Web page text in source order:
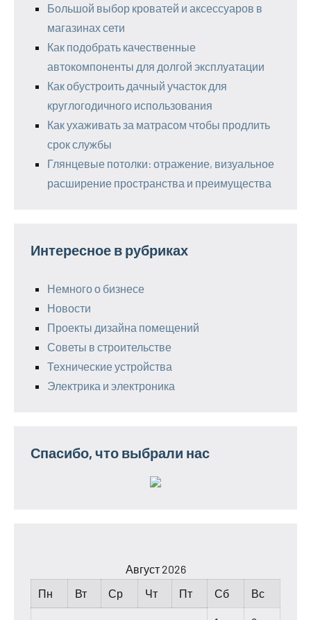
Большой выбор кроватей и аксессуаров в
магазинах сети
Как подобрать качественные
автокомпоненты для долгой эксплуатации
Как обустроить дачный участок для
круглогодичного использования
Как ухаживать за матрасом чтобы продлить
срок службы
Глянцевые потолки: отражение, визуальное
расширение пространства и преимущества
Интересное в рубриках
Немного о бизнесе
Новости
Проекты дизайна помещений
Советы в строительстве
Технические устройства
Электрика и электроника
Спасибо, что выбрали нас
Август 2026
Пн
Вт Ср Чт Пт Сб Вс